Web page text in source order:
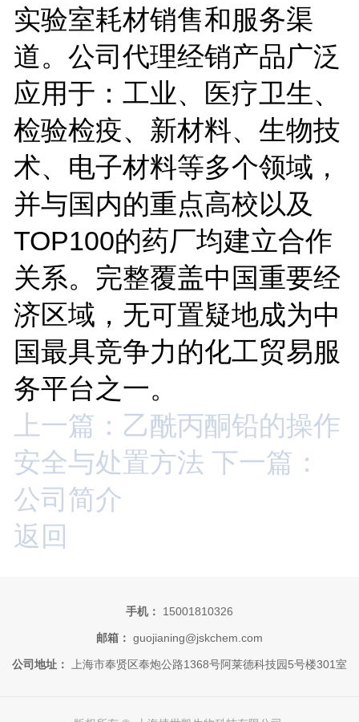
实验室耗材销售和服务渠
道。公司代理经销产品广泛
应用于：工业、医疗卫生、
检验检疫、新材料、生物技
术、电子材料等多个领域，
并与国内的重点高校以及
TOP100的药厂均建立合作
关系。完整覆盖中国重要经
济区域，无可置疑地成为中
国最具竞争力的化工贸易服
务平台之一。
上一篇：乙酰丙酮铅的操作
安全与处置方法 下一篇：
公司简介
返回
手机： 15001810326
邮箱： guojianing@jskchem.com
公司地址： 上海市奉贤区奉炮公路1368号阿莱德科技园5号楼301室